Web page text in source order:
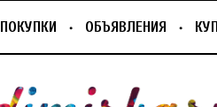
ПОКУПКИ ОБЪЯВЛЕНИЯ